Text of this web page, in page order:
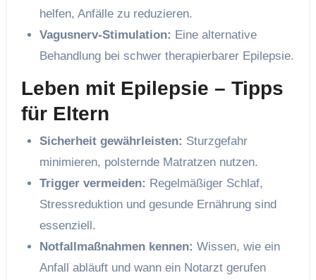
helfen, Anfälle zu reduzieren.
Vagusnerv-Stimulation: Eine alternative
Behandlung bei schwer therapierbarer Epilepsie.
Leben mit Epilepsie – Tipps
für Eltern
Sicherheit gewährleisten: Sturzgefahr
minimieren, polsternde Matratzen nutzen.
Trigger vermeiden: Regelmäßiger Schlaf,
Stressreduktion und gesunde Ernährung sind
essenziell.
Notfallmaßnahmen kennen: Wissen, wie ein
Anfall abläuft und wann ein Notarzt gerufen